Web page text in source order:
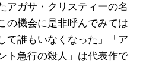
アガサ・クリスティーの名
の機会に是非呼んでみては
て誰もいなくなった」「ア
ト急行の殺人」は代表作で